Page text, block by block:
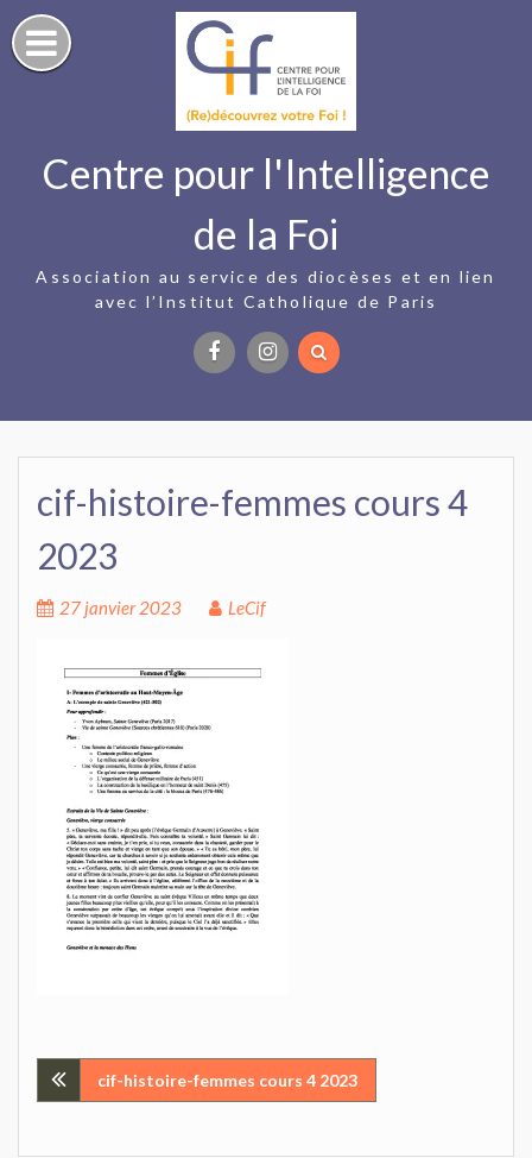
Skip
to
content
Centre pour l'Intelligence
de la Foi
Association au service des diocèses et en lien
avec l’Institut Catholique de Paris
cif-histoire-femmes cours 4
2023
27 janvier 2023 LeCif
Navigation
cif-histoire-femmes cours 4 2023